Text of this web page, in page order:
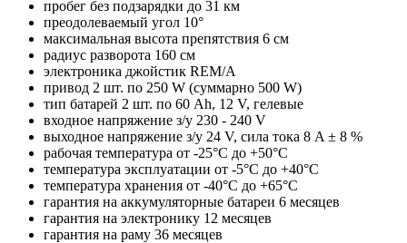
пробег без подзарядки до 31 км
преодолеваемый угол 10°
максимальная высота препятствия 6 см
радиус разворота 160 см
электроника джойстик REM/A
привод 2 шт. по 250 W (суммарно 500 W)
тип батарей 2 шт. по 60 Ah, 12 V, гелевые
входное напряжение з/у 230 - 240 V
выходное напряжение з/у 24 V, сила тока 8 A ± 8 %
рабочая температура от -25°С до +50°С
температура эксплуатации от -5°С до +40°С
температура хранения от -40°С до +65°С
гарантия на аккумуляторные батареи 6 месяцев
гарантия на электронику 12 месяцев
гарантия на раму 36 месяцев